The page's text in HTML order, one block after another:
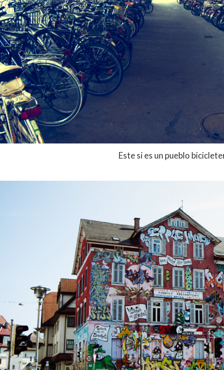
Este si es un pueblo